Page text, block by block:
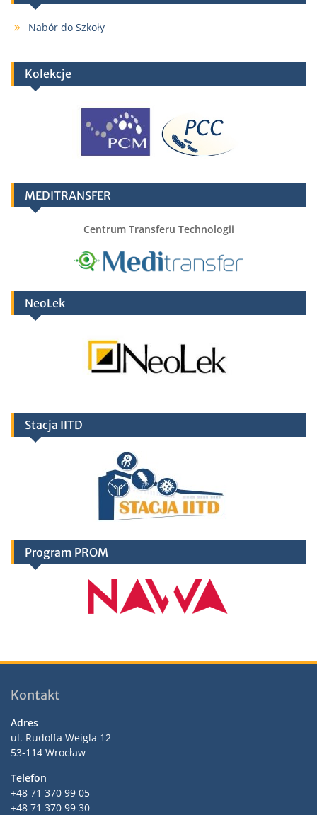
Nabór do Szkoły
Kolekcje
MEDITRANSFER
Centrum Transferu Technologii
NeoLek
Stacja IITD
Program PROM
Kontakt
Adres
ul. Rudolfa Weigla 12
53-114 Wrocław
Telefon
+48 71 370 99 05
+48 71 370 99 30